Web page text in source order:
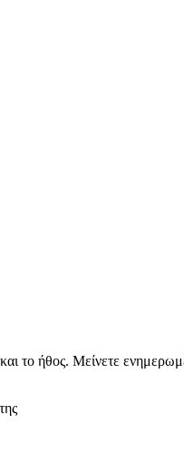
το ήθος. Μείνετε